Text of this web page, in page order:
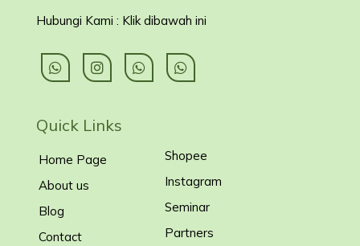
Hubungi Kami : Klik dibawah ini
Quick Links
Home Page
About us
Blog
Contact
Shopee
Instagram
Seminar
Partners